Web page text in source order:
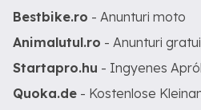
Bestbike.ro - Anunturi moto
Animalutul.ro - Anunturi
Startapro.hu - Ingyenes
Quoka.de - Kostenlose